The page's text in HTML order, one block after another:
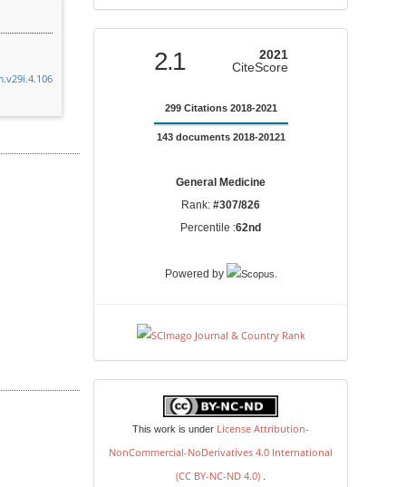
2.1
2021
CiteScore
299 Citations 2018-2021
143 documents 2018-20121
General Medicine
Rank:#307/826
Percentile :62nd
Powered by .
license
This work is under License Attribution-
NonCommercial-NoDerivatives 4.0 International
(CC BY-NC-ND 4.0)